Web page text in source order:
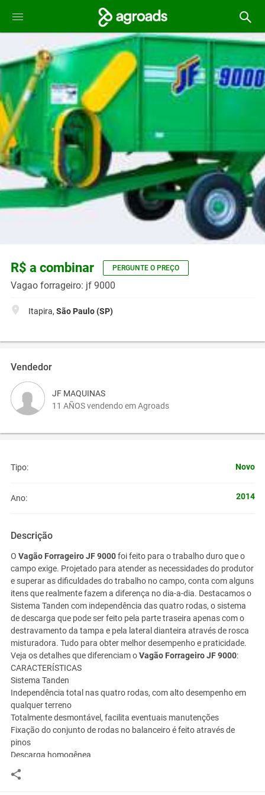
R$ a combinar PERGUNTE O PREÇO
Vagao forrageiro: jf 9000
Itapira, São Paulo (SP)
Vendedor
JF MAQUINAS
11 AÑOS vendendo em Agroads
Tipo: Novo
Ano: 2014
Descrição
O Vagão Forrageiro JF 9000foi feito para o trabalho duro que o
campo exige. Projetado para atender as necessidades do produtor
e superar as dificuldades do trabalho no campo, conta com alguns
itens que realmente fazem a diferença no dia-a-dia. Destacamos o
Sistema Tanden com independência das quatro rodas, o sistema
de descarga que pode ser feito pela parte traseira apenas com o
destravamento da tampa e pela lateral dianteira através de rosca
misturadora. Tudo para obter melhor desempenho e praticidade.
Veja os detalhes que diferenciam oVagão Forrageiro JF 9000:
CARACTERÍSTICAS
Sistema Tanden
Independência total nas quatro rodas, com alto desempenho em
qualquer terreno
Totalmente desmontável, facilita eventuais manutenções
Fixação do conjunto de rodas no balanceiro é feito através de
pinos
Descarga homogênea
Através de rosca misturadora
Sistema de descarga traseira